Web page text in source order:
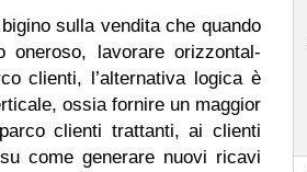
sulla ven­dita che quando
one­roso, lavo­rare oriz­zon­tal­
clienti, l’alternativa logica è
ossia for­nire un mag­gior
clienti trat­tanti, ai clienti
come gene­rare nuovi ricavi